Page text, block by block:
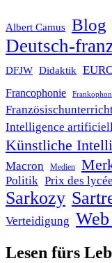
Albert Camus Blog
Deutsch-
DFJW Didaktik
Francophonie
Intelligence
Künstliche
Macron Medien
Politik Prix des
Sarkozy
Verteidigung
Lesen fürs